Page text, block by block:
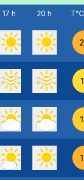
17 h 20 h